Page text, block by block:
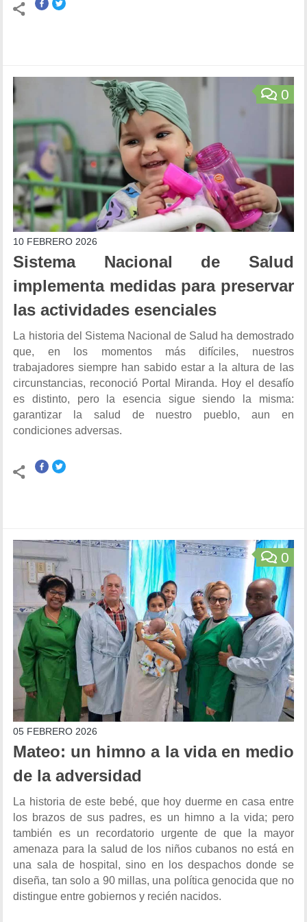
0
10 FEBRERO 2026
Sistema Nacional de Salud
implementa medidas para preservar
las actividades esenciales
La historia del Sistema Nacional de Salud ha demostrado
que, en los momentos más difíciles, nuestros
trabajadores siempre han sabido estar a la altura de las
circunstancias, reconoció Portal Miranda. Hoy el desafío
es distinto, pero la esencia sigue siendo la misma:
garantizar la salud de nuestro pueblo, aun en
condiciones adversas.
0
05 FEBRERO 2026
Mateo: un himno a la vida en medio
de la adversidad
La historia de este bebé, que hoy duerme en casa entre
los brazos de sus padres, es un himno a la vida; pero
también es un recordatorio urgente de que la mayor
amenaza para la salud de los niños cubanos no está en
una sala de hospital, sino en los despachos donde se
diseña, tan solo a 90 millas, una política genocida que no
distingue entre gobiernos y recién nacidos.